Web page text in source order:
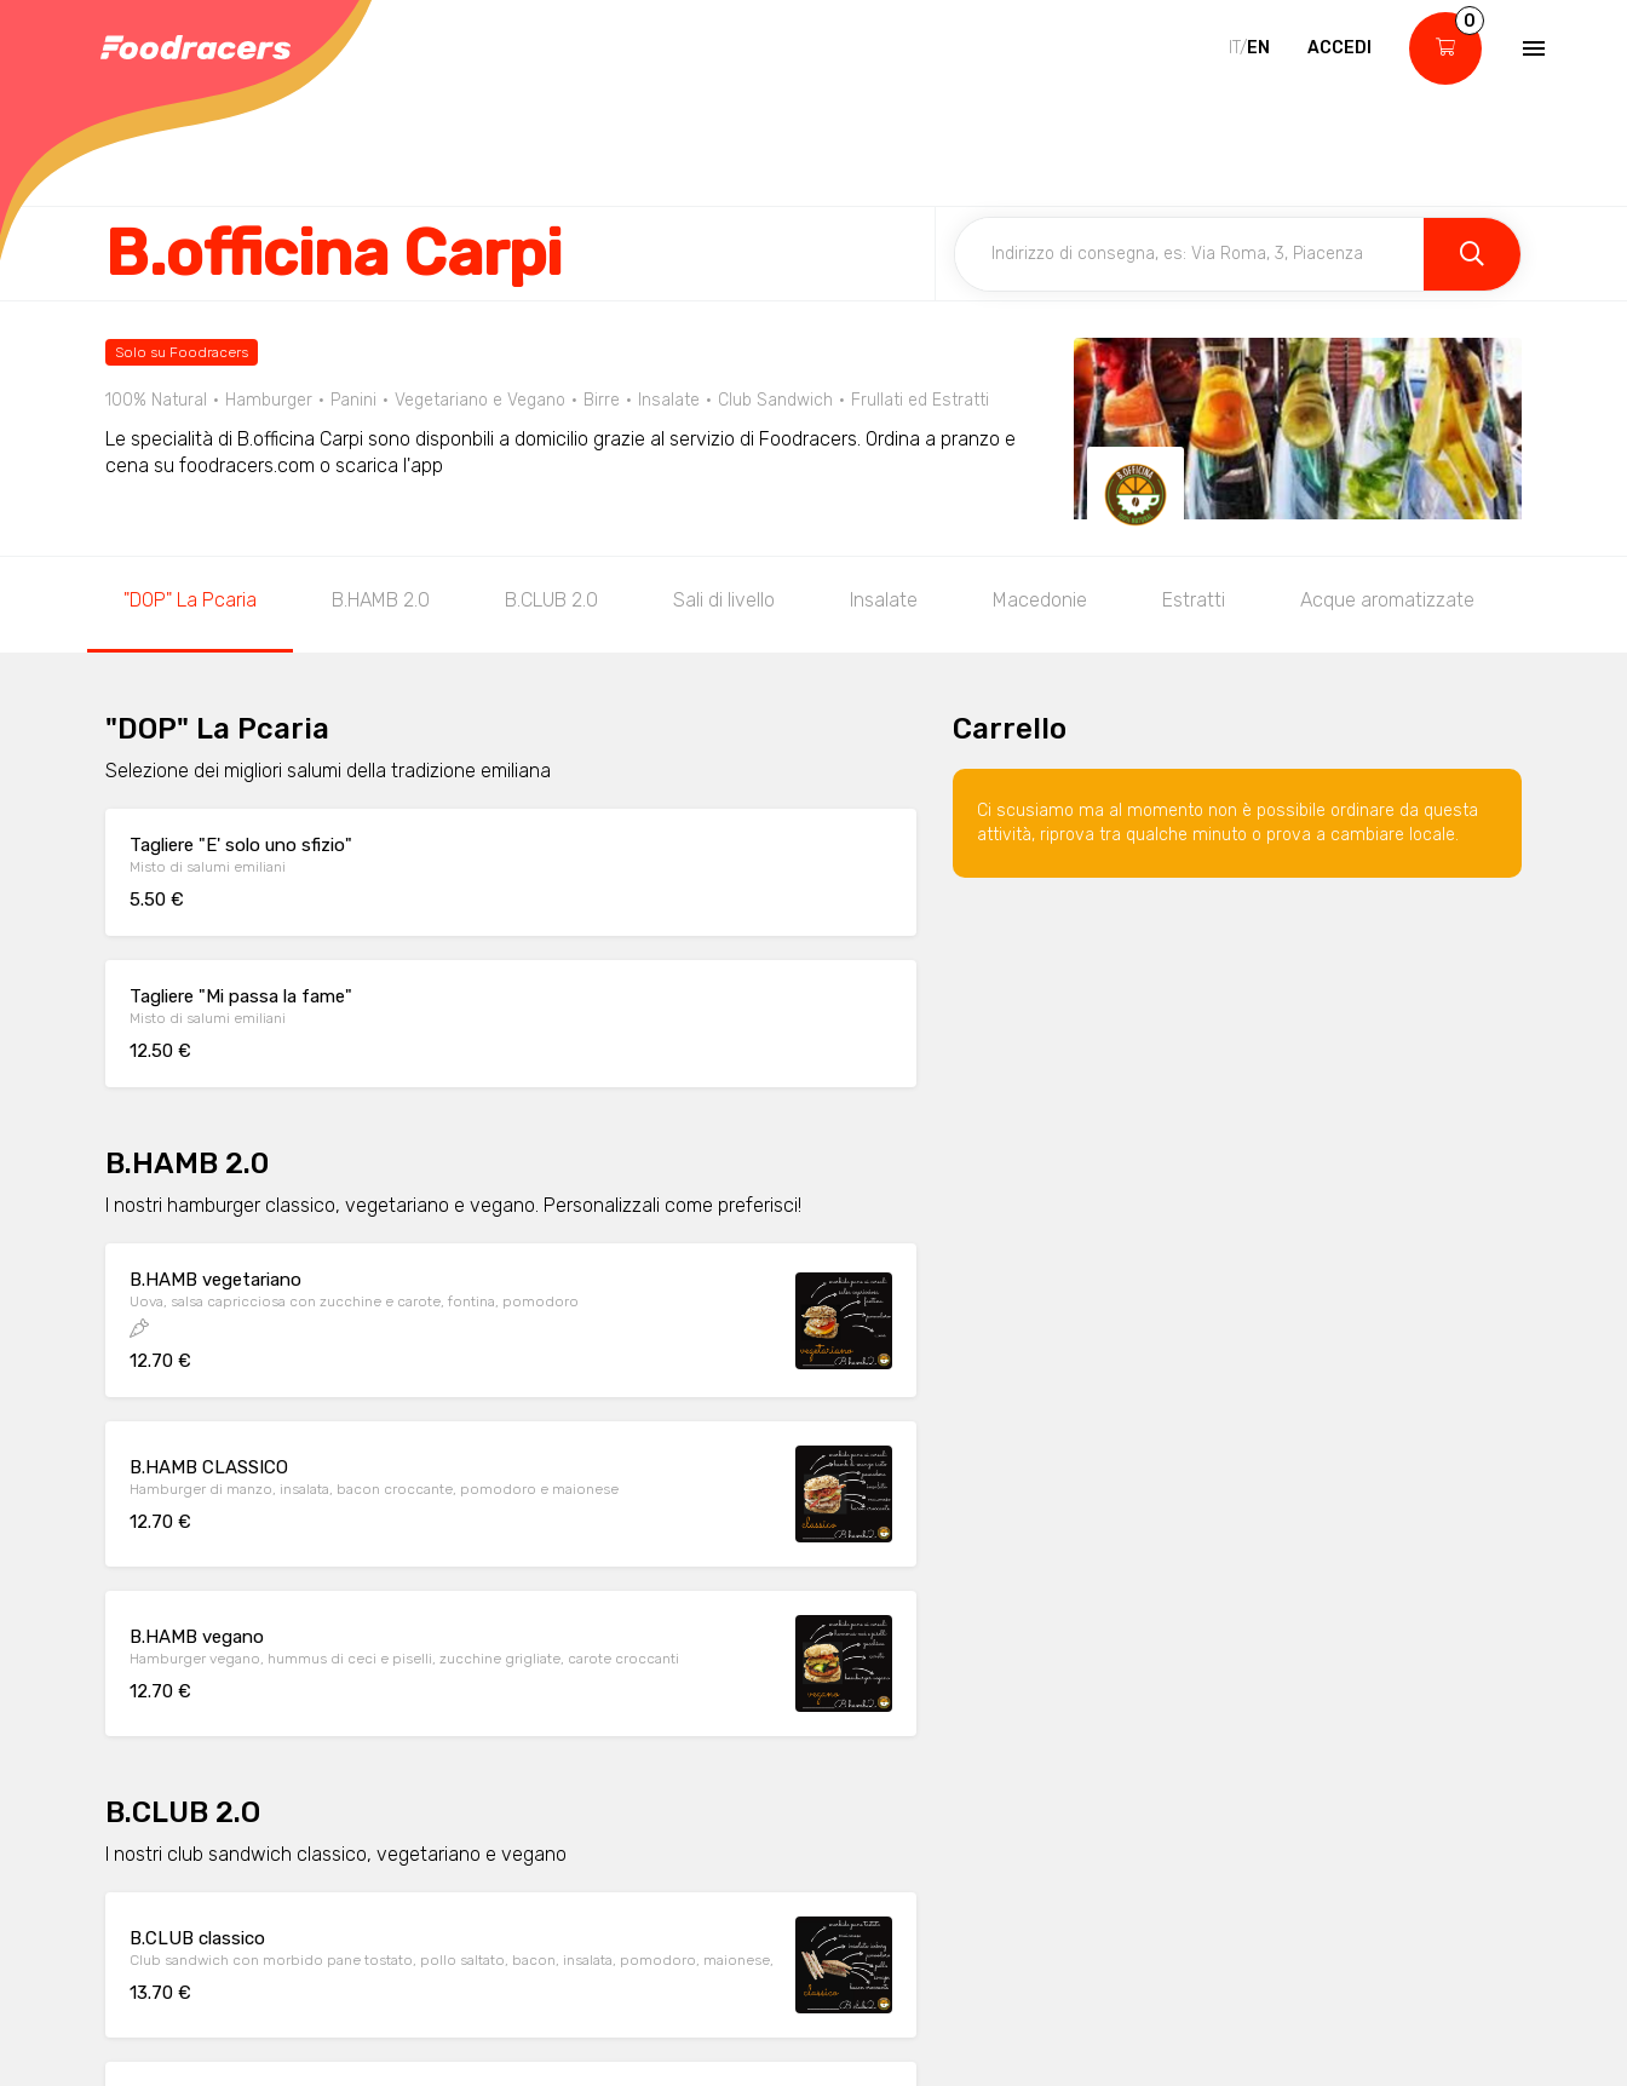
IT/EN ACCEDI
0
B.officina Carpi
Solo su Foodracers
100% Natural Hamburger Panini Vegetariano e Vegano Birre Insalate Club Sandwich Frullati ed Estratti
Le specialità di B.officina Carpi sono disponbili a domicilio grazie al servizio di Foodracers. Ordina a pranzo e
cena su foodracers.com o scarica l'app
"DOP" La Pcaria B.HAMB 2.0 B.CLUB 2.O Sali di livello Insalate Macedonie Estratti Acque aromatizzate
"DOP" La Pcaria
Selezione dei migliori salumi della tradizione emiliana
Tagliere "E' solo uno sfizio"
Misto di salumi emiliani
5.50 €
Tagliere "Mi passa la fame"
Misto di salumi emiliani
12.50 €
B.HAMB 2.0
I nostri hamburger classico, vegetariano e vegano. Personalizzali come preferisci!
B.HAMB vegetariano
Uova, salsa capricciosa con zucchine e carote, fontina, pomodoro
12.70 €
B.HAMB CLASSICO
Hamburger di manzo, insalata, bacon croccante, pomodoro e maionese
12.70 €
B.HAMB vegano
Hamburger vegano, hummus di ceci e piselli, zucchine grigliate, carote croccanti
12.70 €
B.CLUB 2.O
I nostri club sandwich classico, vegetariano e vegano
B.CLUB classico
Club sandwich con morbido pane tostato, pollo saltato, bacon, insalata, pomodoro, maionese,
13.70 €
Carrello
Ci scusiamo ma al momento non è possibile ordinare da questa
attività, riprova tra qualche minuto o prova a cambiare locale.